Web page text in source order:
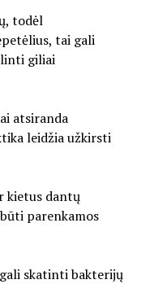
todėl
tai gali
giliai
atsiranda
leidžia užkirsti
kietus dantų
parenkamos
skatinti bakterijų